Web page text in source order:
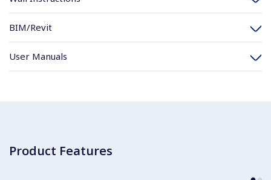
BIM/Revit
User Manuals
Product Features